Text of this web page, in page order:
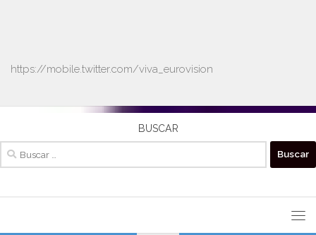
https://mobile.twitter.com/viva_eurovision
BUSCAR